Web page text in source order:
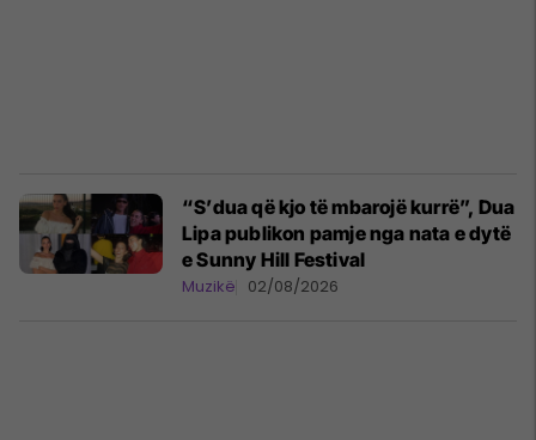
“S’dua që kjo të mbarojë kurrë”, Dua
Lipa publikon pamje nga nata e dytë
e Sunny Hill Festival
Muzikë 02/08/2026